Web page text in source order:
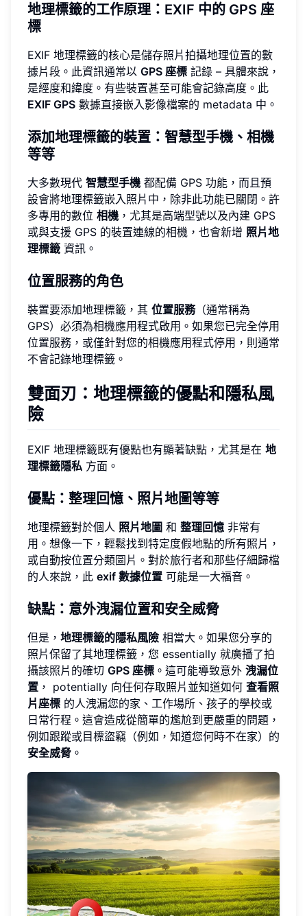
地理標籤的工作原理：EXIF 中的 GPS 座
標
EXIF 地理標籤的核心是儲存照片拍攝地理位置的數
據片段。此資訊通常以 GPS 座標 記錄 – 具體來說，
是經度和緯度。有些裝置甚至可能會記錄高度。此
EXIF GPS 數據直接嵌入影像檔案的 metadata 中。
添加地理標籤的裝置：智慧型手機、相機
等等
大多數現代 智慧型手機 都配備 GPS 功能，而且預
設會將地理標籤嵌入照片中，除非此功能已關閉。許
多專用的數位 相機 ，尤其是高端型號以及內建 GPS
或與支援 GPS 的裝置連線的相機，也會新增 照片地
理標籤 資訊。
位置服務的角色
裝置要添加地理標籤，其 位置服務（通常稱為
GPS）必須為相機應用程式啟用。如果您已完全停用
位置服務，或僅針對您的相機應用程式停用，則通常
不會記錄地理標籤。
雙面刃：地理標籤的優點和隱私風
險
EXIF 地理標籤既有優點也有顯著缺點，尤其是在 地
理標籤隱私 方面。
優點：整理回憶、照片地圖等等
地理標籤對於個人 照片地圖 和 整理回憶 非常有
用。想像一下，輕鬆找到特定度假地點的所有照片，
或自動按位置分類圖片。對於旅行者和那些仔細歸檔
的人來說，此 exif 數據位置 可能是一大福音。
缺點：意外洩漏位置和安全威脅
但是， 地理標籤的隱私風險 相當大。如果您分享的
照片保留了其地理標籤，您 essentially 就廣播了拍
攝該照片的確切 GPS 座標 。這可能導致意外 洩漏位
置 ， potentially 向任何存取照片並知道如何 查看照
片座標 的人洩漏您的家、工作場所、孩子的學校或
日常行程。這會造成從簡單的尷尬到更嚴重的問題，
例如跟蹤或目標盜竊（例如，知道您何時不在家）的
安全威脅 。